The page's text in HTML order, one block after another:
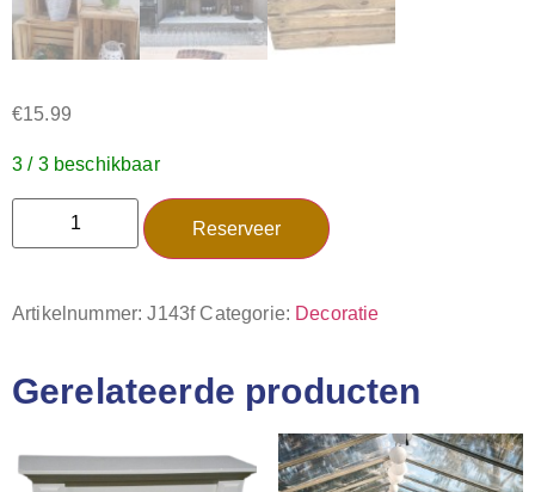
€15.99
3 / 3 beschikbaar
Reserveer
Artikelnummer:J143f Categorie: Decoratie
Gerelateerde producten